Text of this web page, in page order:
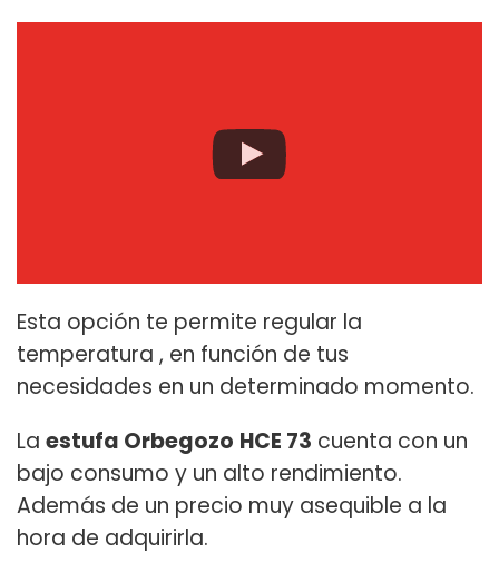
Esta opción te permite regular la
temperatura , en función de tus
necesidades en un determinado momento.
La estufa Orbegozo HCE 73 cuenta con un
bajo consumo y un alto rendimiento.
Además de un precio muy asequible a la
hora de adquirirla.